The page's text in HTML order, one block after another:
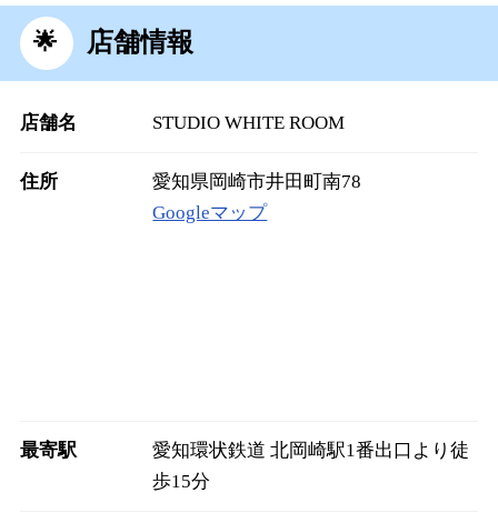
店舗情報
店舗名 STUDIO WHITE ROOM
住所
愛知県岡崎市井田町南78
Googleマップ
最寄駅
愛知環状鉄道 北岡崎駅1番出口より徒
歩15分